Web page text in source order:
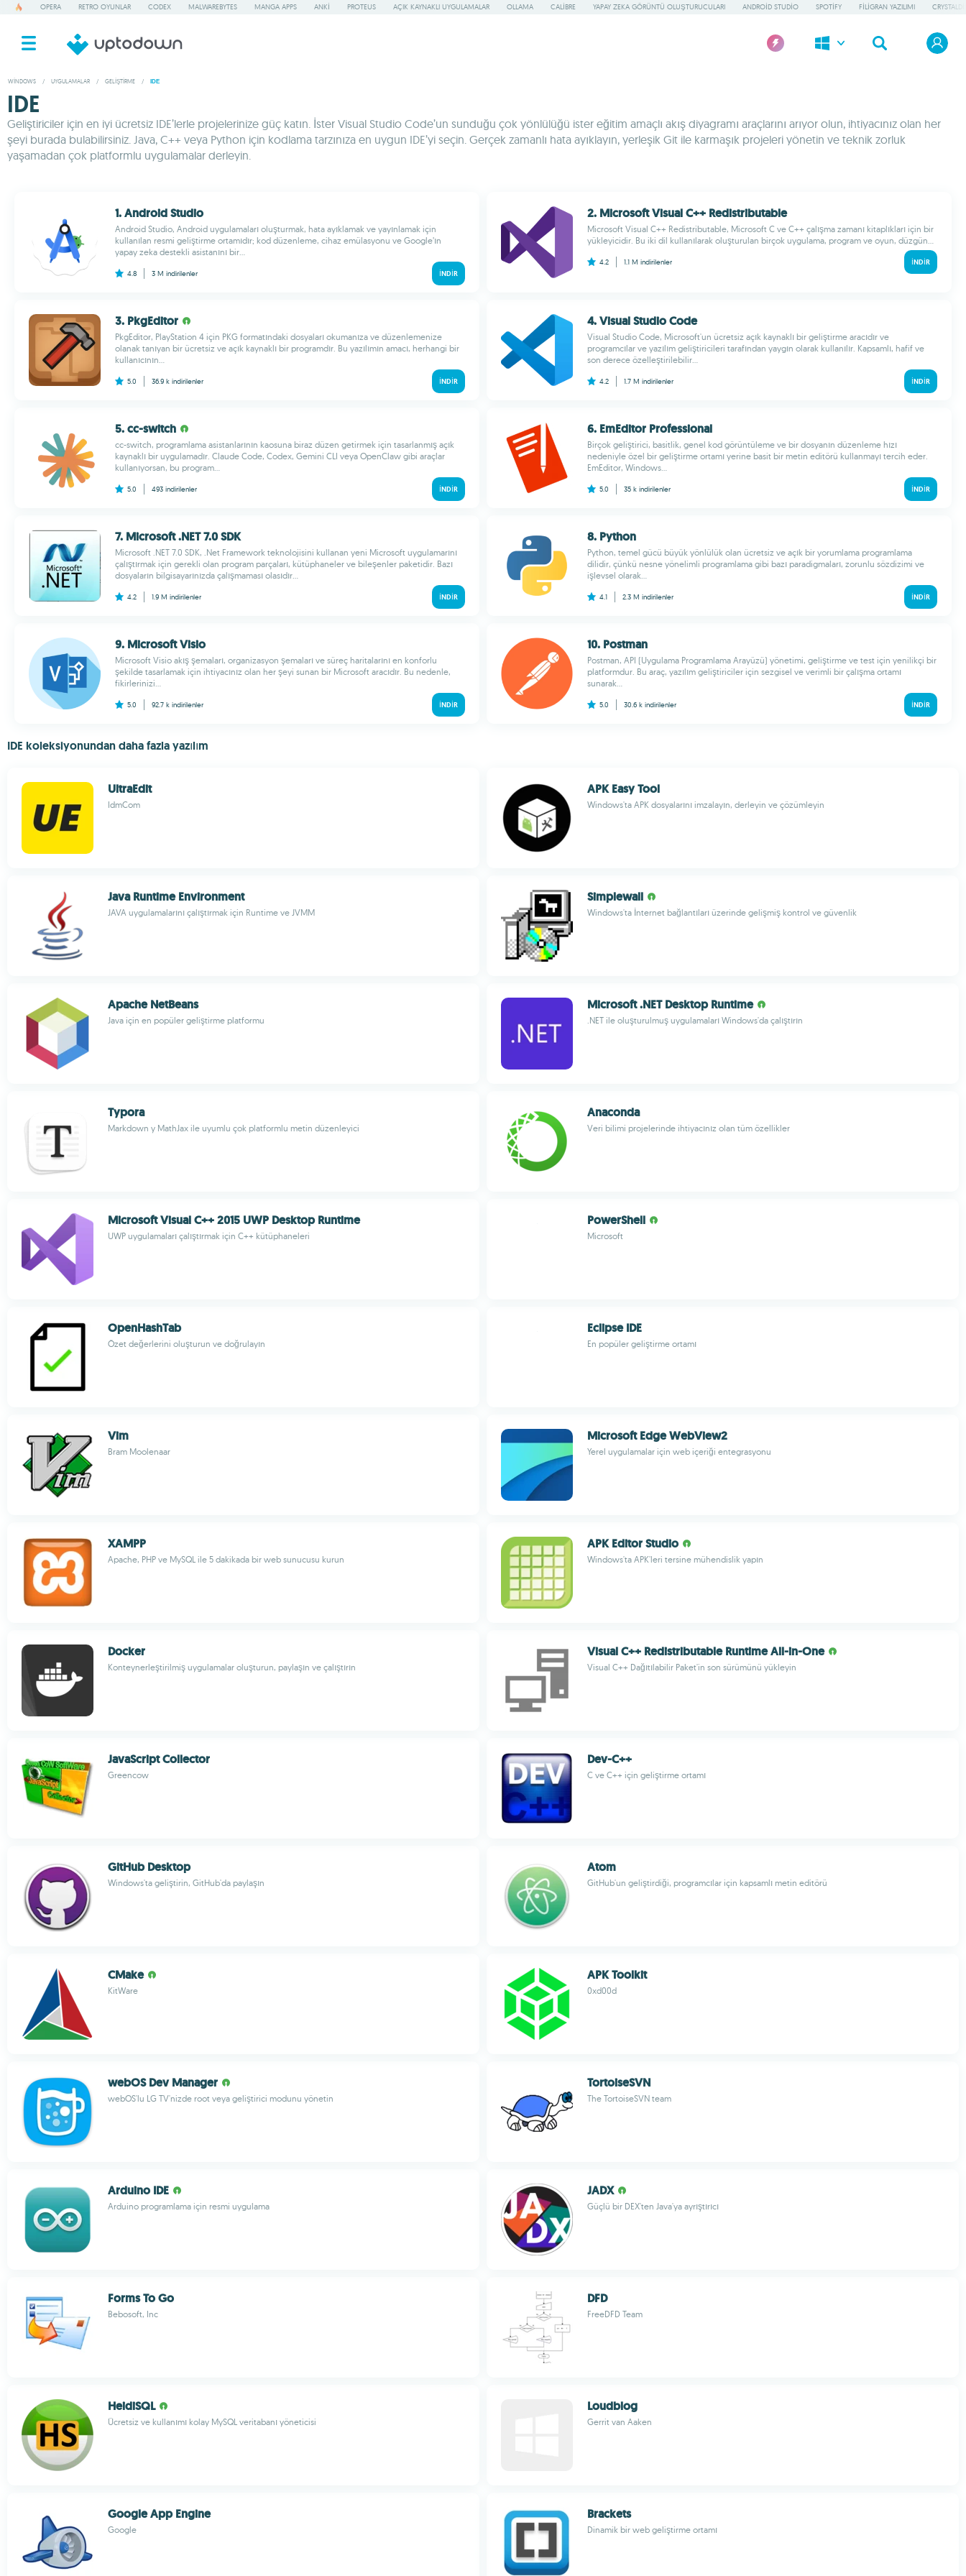
OPERA RETRO OYUNLAR CODEX MALWAREBYTES MANGA APPS ANKI PROTEUS AÇIK KAYNAKLI UYGULAMALAR OLLAMA CALIBRE YAPAY ZEKA GÖRÜNTÜ OLUŞTURUCULARI ANDROID STUDIO SPOTIFY FILIGRAN YAZILIMI
WINDOWS / UYGULAMALAR / GELIŞTIRME / IDE
IDE
Geliştiriciler için en iyi ücretsiz IDE’lerle projelerinize güç katın. İster Visual Studio Code’un sunduğu çok yönlülüğü ister eğitim amaçlı akış diyagramı araçlarını arıyor olun, ihtiyacınız olan her
şeyi burada bulabilirsiniz. Java, C++ veya Python için kodlama tarzınıza en uygun IDE’yi seçin. Gerçek zamanlı hata ayıklayın, yerleşik Git ile karmaşık projeleri yönetin ve teknik zorluk
yaşamadan çok platformlu uygulamalar derleyin.
1. Android Studio
Android Studio, Android uygulamaları oluşturmak, hata ayıklamak ve yayınlamak için
kullanılan resmi geliştirme ortamıdır; kod düzenleme, cihaz emülasyonu ve Google’ın
yapay zeka destekli asistanını bir...
4.8 3 M indirilenler İNDIR
2. Microsoft Visual C++ Redistributable
Microsoft Visual C++ Redistributable, Microsoft C ve C++ çalışma zamanı kitaplıkları için bir
yükleyicidir. Bu iki dil kullanılarak oluşturulan birçok uygulama, program ve oyun, düzgün...
4.2 1.1 M indirilenler İNDIR
3. PkgEditor
PkgEditor, PlayStation 4 için PKG formatındaki dosyaları okumanıza ve düzenlemenize
olanak tanıyan bir ücretsiz ve açık kaynaklı bir programdır. Bu yazılımın amacı, herhangi bir
kullanıcının...
5.0 36.9 k indirilenler İNDIR
4. Visual Studio Code
Visual Studio Code, Microsoft'un ücretsiz açık kaynaklı bir geliştirme aracıdır ve
programcılar ve yazılım geliştiricileri tarafından yaygın olarak kullanılır. Kapsamlı, hafif ve
son derece özelleştirilebilir...
4.2 1.7 M indirilenler İNDIR
5. cc-switch
cc-switch, programlama asistanlarının kaosuna biraz düzen getirmek için tasarlanmış açık
kaynaklı bir uygulamadır. Claude Code, Codex, Gemini CLI veya OpenClaw gibi araçlar
kullanıyorsan, bu program...
5.0 493 indirilenler İNDIR
6. EmEditor Professional
Birçok geliştirici, basitlik, genel kod görüntüleme ve bir dosyanın düzenleme hızı
nedeniyle özel bir geliştirme ortamı yerine basit bir metin editörü kullanmayı tercih eder.
EmEditor, Windows...
5.0 35 k indirilenler İNDIR
7. Microsoft .NET 7.0 SDK
Microsoft .NET 7.0 SDK, .Net Framework teknolojisini kullanan yeni Microsoft uygulamarını
çalıştırmak için gerekli olan program parçaları, kütüphaneler ve bileşenler paketidir. Bazı
dosyaların bilgisayarınızda çalışmaması olasıdır...
4.2 1.9 M indirilenler İNDIR
8. Python
Python, temel gücü büyük yönlülük olan ücretsiz ve açık bir yorumlama programlama
dilidir, çünkü nesne yönelimli programlama gibi bazı paradigmaları, zorunlu sözdizimi ve
işlevsel olarak...
4.1 2.3 M indirilenler İNDIR
9. Microsoft Visio
Microsoft Visio akış şemaları, organizasyon şemaları ve süreç haritalarını en konforlu
şekilde tasarlamak için ihtiyacınız olan her şeyi sunan bir Microsoft aracıdır. Bu nedenle,
fikirlerinizi...
5.0 92.7 k indirilenler İNDIR
10. Postman
Postman, API (Uygulama Programlama Arayüzü) yönetimi, geliştirme ve test için yenilikçi bir
platformdur. Bu araç, yazılım geliştiriciler için sezgisel ve verimli bir çalışma ortamı
sunarak...
5.0 30.6 k indirilenler İNDIR
IDE koleksiyonundan daha fazla yazılım
UltraEdit
IdmCom
APK Easy Tool
Windows'ta APK dosyalarını imzalayın, derleyin ve çözümleyin
Java Runtime Environment
JAVA uygulamalarını çalıştırmak için Runtime ve JVMM
Simplewall
Windows'ta İnternet bağlantıları üzerinde gelişmiş kontrol ve güvenlik
Apache NetBeans
Java için en popüler geliştirme platformu
Microsoft .NET Desktop Runtime
.NET ile oluşturulmuş uygulamaları Windows'da çalıştırın
Typora
Markdown y MathJax ile uyumlu çok platformlu metin düzenleyici
Anaconda
Veri bilimi projelerinde ihtiyacınız olan tüm özellikler
Microsoft Visual C++ 2015 UWP Desktop Runtime
UWP uygulamaları çalıştırmak için C++ kütüphaneleri
PowerShell
Microsoft
OpenHashTab
Özet değerlerini oluşturun ve doğrulayın
Eclipse IDE
En popüler geliştirme ortamı
Vim
Bram Moolenaar
Microsoft Edge WebView2
Yerel uygulamalar için web içeriği entegrasyonu
XAMPP
Apache, PHP ve MySQL ile 5 dakikada bir web sunucusu kurun
APK Editor Studio
Windows'ta APK'leri tersine mühendislik yapın
Docker
Konteynerleştirilmiş uygulamalar oluşturun, paylaşın ve çalıştırın
Visual C++ Redistributable Runtime All-in-One
Visual C++ Dağıtılabilir Paket'in son sürümünü yükleyin
JavaScript Collector
Greencow
Dev-C++
C ve C++ için geliştirme ortamı
GitHub Desktop
Windows'ta geliştirin, GitHub'da paylaşın
Atom
GitHub'un geliştirdiği, programcılar için kapsamlı metin editörü
CMake
KitWare
APK Toolkit
0xd00d
webOS Dev Manager
webOS'lu LG TV'nizde root veya geliştirici modunu yönetin
TortoiseSVN
The TortoiseSVN team
Arduino IDE
Arduino programlama için resmi uygulama
JADX
Güçlü bir DEX'ten Java'ya ayrıştırıcı
Forms To Go
Bebosoft, Inc
DFD
FreeDFD Team
HeidiSQL
Ücretsiz ve kullanımı kolay MySQL veritabanı yöneticisi
Loudblog
Gerrit van Aaken
Google App Engine
Google
Brackets
Dinamik bir web geliştirme ortamı